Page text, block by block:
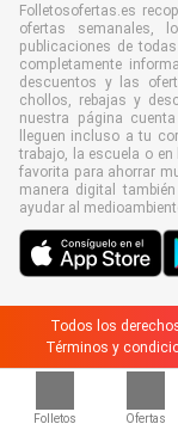
Folletos Ofertas
Folletosofertas.es
ofertas semanales,
publicaciones de
completamente
descuentos y las
chollos, rebajas y
nuestra página
lleguen incluso a tu
trabajo, la escuela o
favorita para ahorrar
manera digital
ayudar al
Todos los
Términos y